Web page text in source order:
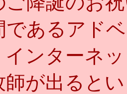
であるアド
ンターネ
師が出ると